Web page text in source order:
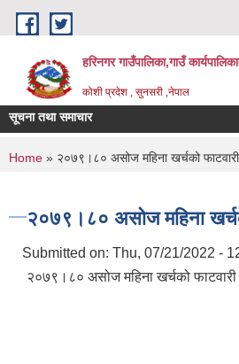
Skip to main content
हरिनगर गाउँपालिका,गाउँ
कोशी प्रदेश , सुनसरी ,नेपाल
सूचना तथा समाचार
You are here
Home » २०७९।८० असोज महिना खर्चको फाटवारी
२०७९।८० असोज महिना
Submitted on: Thu, 07/21/2022 -
२०७९।८० असोज महिना खर्चको फाटवारी